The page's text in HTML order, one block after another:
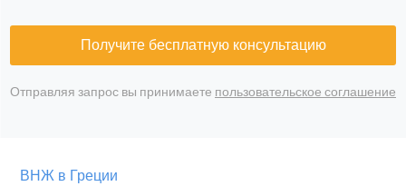
Получите бесплатную консультацию
Отправляя запрос вы принимаете пользовательское соглашение
ВНЖ в Греции